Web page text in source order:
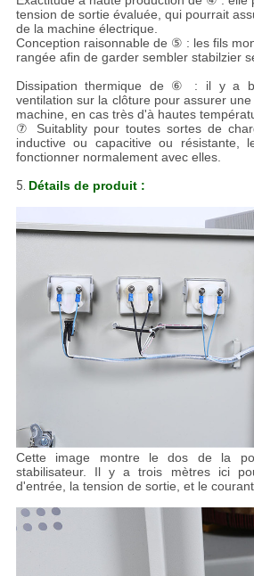
tension de sortie évaluée, qui pourrait
de la machine électrique.
Conception raisonnable de ⑤ : les fils
rangée afin de garder sembler stabilzier
Dissipation thermique de ⑥ : il y a
ventilation sur la clôture pour assurer
machine, en cas très d'à hautes
⑦ Suitablity pour toutes sortes de
inductive ou capacitive ou résistante,
fonctionner normalement avec elles.
5. Détails de produit :
Cette image montre le dos de la
stabilisateur. Il y a trois mètres ici
d'entrée, la tension de sortie, et le